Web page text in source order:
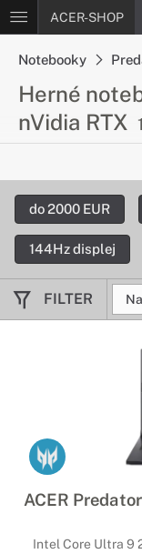
ACER-SHOP
Notebooky
Herné
nVidia RTX
Zariadenia
kartou
Pozrite si ponuku
hernou grafickou
do 2000 EUR
144Hz displej
FILTER
ACER
Intel Core Ultra 9